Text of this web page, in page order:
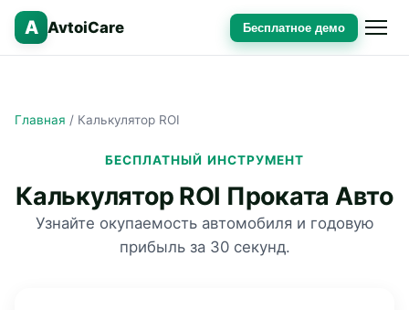
A AvtoiCare Бесплатное демо
Главная / Калькулятор ROI
БЕСПЛАТНЫЙ ИНСТРУМЕНТ
Калькулятор ROI Проката Авто
Узнайте окупаемость автомобиля и годовую
прибыль за 30 секунд.